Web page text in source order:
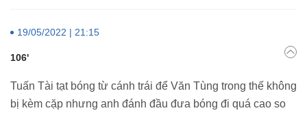
19/05/2022 | 21:15
106'
Tuấn Tài tạt bóng từ cánh trái để Văn Tùng trong thế không
bị kèm cặp nhưng anh đánh đầu đưa bóng đi quá cao so